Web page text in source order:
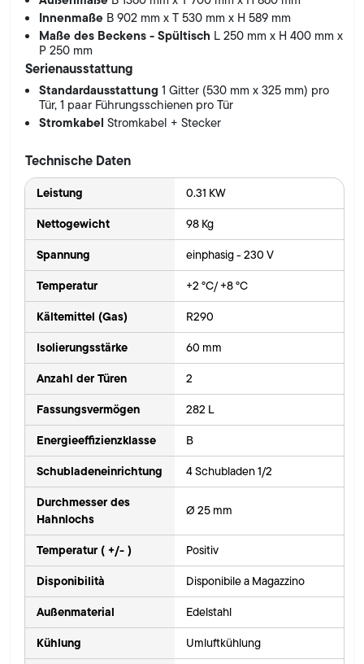
Innenmaße B 902 mm x T 530 mm x H 589 mm
Maße des Beckens - Spültisch L 250 mm x H 400 mm x
P 250 mm
Serienausstattung
Standardausstattung1 Gitter (530 mm x 325 mm) pro
Tür, 1 paar Führungsschienen pro Tür
StromkabelStromkabel + Stecker
Technische Daten
Leistung 0.31 KW
Nettogewicht 98 Kg
Spannung einphasig - 230 V
Temperatur +2 °C/ +8 °C
Kältemittel (Gas) R290
Isolierungsstärke 60 mm
Anzahl der Türen 2
Fassungsvermögen 282 L
Energieeffizienzklasse B
Schubladeneinrichtung 4 Schubladen 1/2
Durchmesser des
Hahnlochs
Ø 25 mm
Temperatur ( +/- ) Positiv
Disponibilità Disponibile a Magazzino
Außenmaterial Edelstahl
Kühlung Umluftkühlung